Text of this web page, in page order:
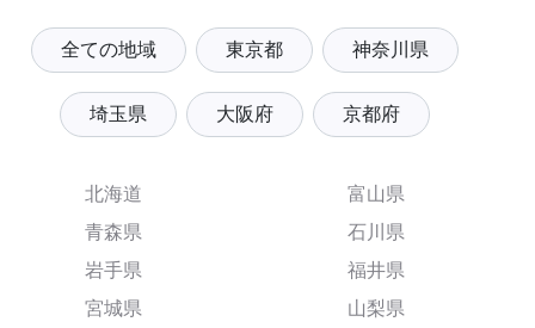
全ての地域 東京都 神奈川県
埼玉県 大阪府 京都府
北海道
青森県
岩手県
宮城県
富山県
石川県
福井県
山梨県